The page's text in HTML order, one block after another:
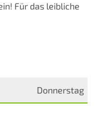
Für das leibliche
Donnerstag